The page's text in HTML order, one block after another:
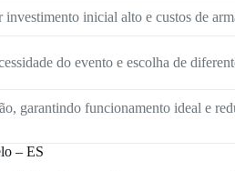
investimento inicial alto e custos de
do evento e escolha de
garantindo funcionamento ideal e
– ES